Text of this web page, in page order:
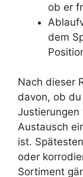
ob er
dem
Nach dieser
davon, ob
Austausch
ist.
oder
Sortiment